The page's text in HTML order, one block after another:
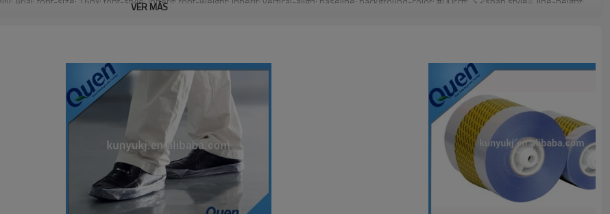
VER MÁS